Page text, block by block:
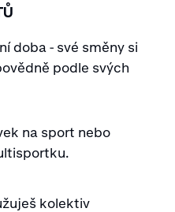
doba - své směny si
podle svých
na sport nebo
kolektiv